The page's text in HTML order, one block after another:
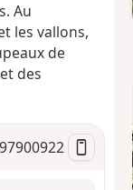
Au
les vallons,
de
des
97900922